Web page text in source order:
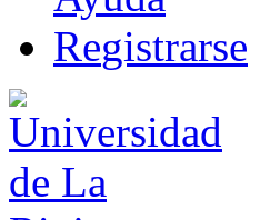
Registrarse